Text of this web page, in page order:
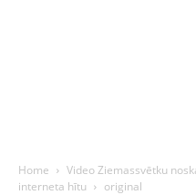
Home
Video Ziemassvētku
interneta hītu
original